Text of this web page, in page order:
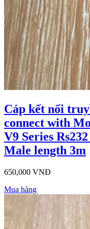
Cáp kết nối
connect with
V9 Series
Male length 3m
650,000 VNĐ
Mua hàng